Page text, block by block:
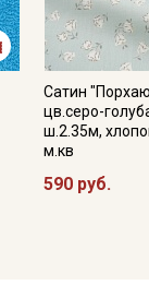
Сатин
цв.серо-
ш.2.35м,
м.кв
590 руб.